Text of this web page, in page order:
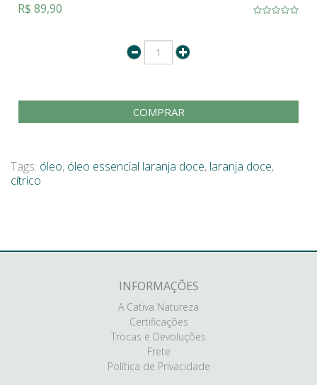
R$ 89,90
COMPRAR
Tags: óleo, óleo essencial laranja doce, laranja doce,
cítrico
INFORMAÇÕES
A Cativa Natureza
Certificações
Trocas e Devoluções
Frete
Política de Privacidade